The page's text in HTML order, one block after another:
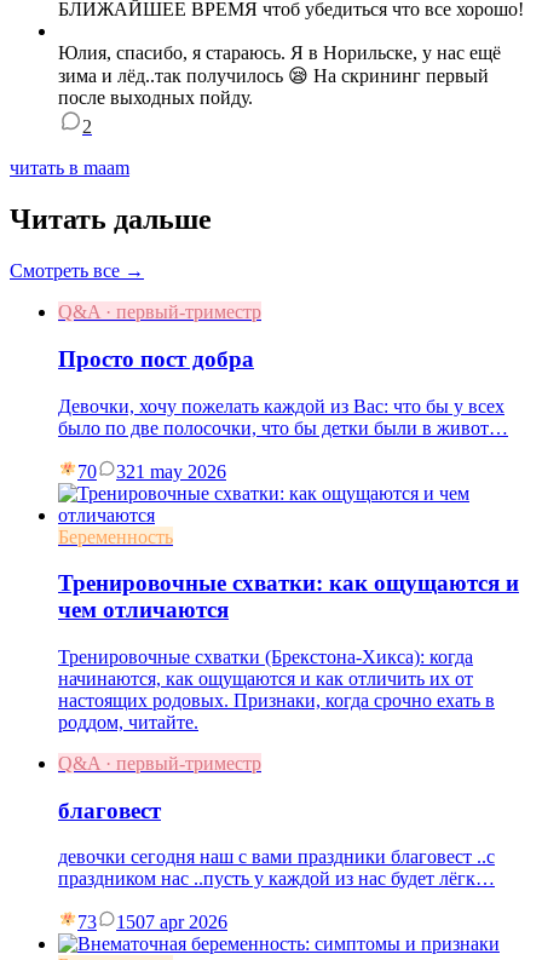
БЛИЖАЙШЕЕ ВРЕМЯ чтоб убедиться что все хорошо!
Юлия , спасибо, я стараюсь. Я в Норильске, у нас ещё
зима и лёд..так получилось 😪 На скрининг первый
после выходных пойду.
2
читать в maam
Читать дальше
Смотреть все →
Q&A · первый-триместр
Просто пост добра
Девочки, хочу пожелать каждой из Вас: что бы у всех
было по две полосочки, что бы детки были в живот…
70 321 may 2026
Беременность
Тренировочные схватки: как ощущаются и
чем отличаются
Тренировочные схватки (Брекстона-Хикса): когда
начинаются, как ощущаются и как отличить их от
настоящих родовых. Признаки, когда срочно ехать в
роддом, читайте.
Q&A · первый-триместр
благовест
девочки сегодня наш с вами праздники благовест ..с
праздником нас ..пусть у каждой из нас будет лёгк…
73 1507 apr 2026